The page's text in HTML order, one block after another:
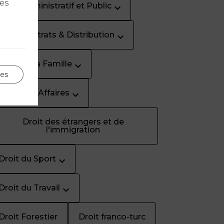
Droit Administratif et Public
Droit Contrats & Distribution
de la Famille
Droit des Affaires
Droit des étrangers et de
l'immigration
Droit du Sport
Droit du Travail
Droit Forestier Droit franco-turc